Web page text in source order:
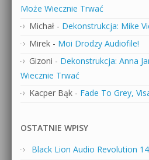
Może Wiecznie Trwać
Michał - Dekonstrukcja: Mike
Mirek - Moi Drodzy Audiofile!
Gizoni - Dekonstrukcja: Anna
Wiecznie Trwać
Kacper Bąk - Fade To Grey,
OSTATNIE WPISY
Black Lion Audio Revolution